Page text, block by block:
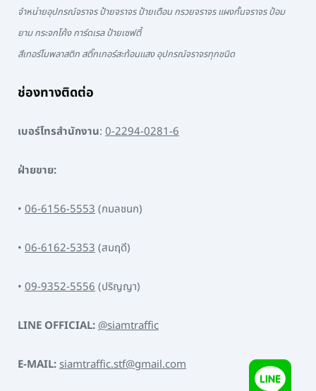
จำหน่ายอุปกรณ์จราจร ป้ายจราจร ป้ายเตือน กรวยจราจร แผงกั้นจราจร ป้อม
ยาม กระจกโค้ง การ์ดเรล ป้ายเซฟตี้
สีเทอร์โมพลาสติก สติ๊กเกอร์สะท้อนแสง อุปกรณ์จราจรทุกชนิด
ช่องทางติดต่อ
เบอร์โทรสำนักงาน: 0-2294-0281-6
ฝ่ายขาย:
• 06-6156-5553(กมลชนก)
• 06-6162-5353(สมฤดี)
• 09-9352-5556(ปริญญา)
LINE OFFICIAL:@siamtraffic
E-MAIL:siamtraffic.stf@gmail.com